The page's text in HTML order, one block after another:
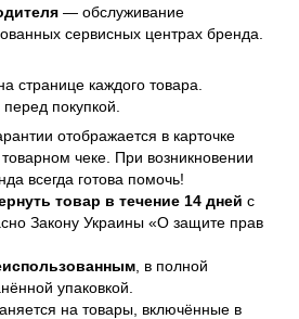
— обслуживание
сервисных центрах бренда.
странице каждого товара.
покупкой.
отображается в карточке
чеке. При возникновении
всегда готова помочь!
товар в течение 14 дней с
Закону Украины «О защите прав
, в полной
упаковкой.
на товары, включённые в